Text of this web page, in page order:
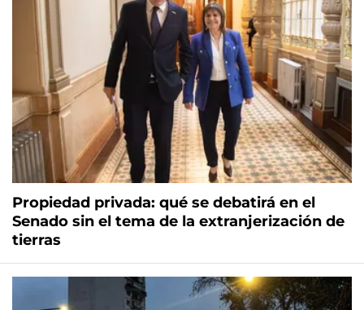
Propiedad privada: qué se debatirá en el
Senado sin el tema de la extranjerización de
tierras